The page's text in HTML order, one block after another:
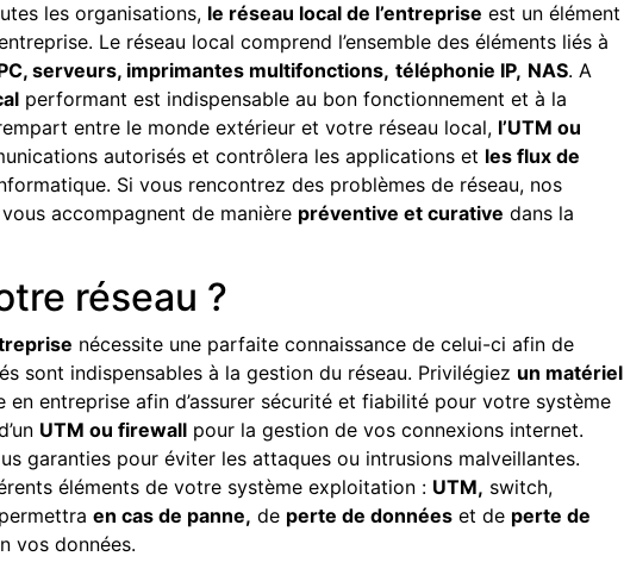
les organisations, le réseau local de l’entreprise est un élément
Le réseau local comprend l’ensemble des éléments liés à
serveurs, imprimantes multifonctions, téléphonie IP, NAS. A
performant est indispensable au bon fonctionnement et à la
entre le monde extérieur et votre réseau local, l’UTM ou
autorisés et contrôlera les applications et les flux de
Si vous rencontrez des problèmes de réseau, nos
vous accompagnent de manière préventive et curative dans la
réseau ?
nécessite une parfaite connaissance de celui-ci afin de
sont indispensables à la gestion du réseau. Privilégiez un matériel
en entreprise afin d’assurer sécurité et fiabilité pour votre système
UTM ou firewall pour la gestion de vos connexions internet.
garanties pour éviter les attaques ou intrusions malveillantes.
éléments de votre système exploitation : UTM, switch,
en cas de panne, de perte de données et de perte de
vos données.